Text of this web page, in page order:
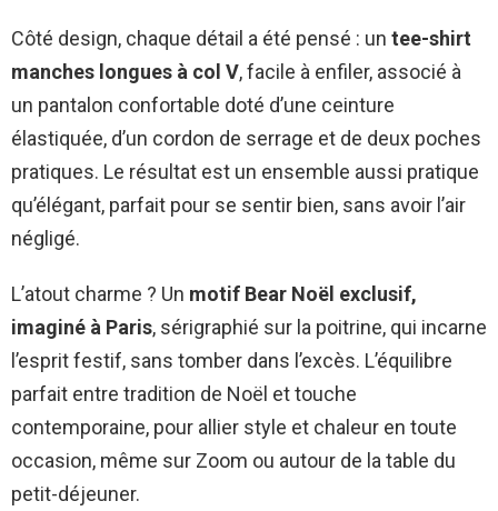
Côté design, chaque détail a été pensé : un tee-shirt
manches longues à col V, facile à enfiler, associé à
un pantalon confortable doté d’une ceinture
élastiquée, d’un cordon de serrage et de deux poches
pratiques. Le résultat est un ensemble aussi pratique
qu’élégant, parfait pour se sentir bien, sans avoir l’air
négligé.
L’atout charme ? Un motif Bear Noël exclusif,
imaginé à Paris, sérigraphié sur la poitrine, qui incarne
l’esprit festif, sans tomber dans l’excès. L’équilibre
parfait entre tradition de Noël et touche
contemporaine, pour allier style et chaleur en toute
occasion, même sur Zoom ou autour de la table du
petit-déjeuner.